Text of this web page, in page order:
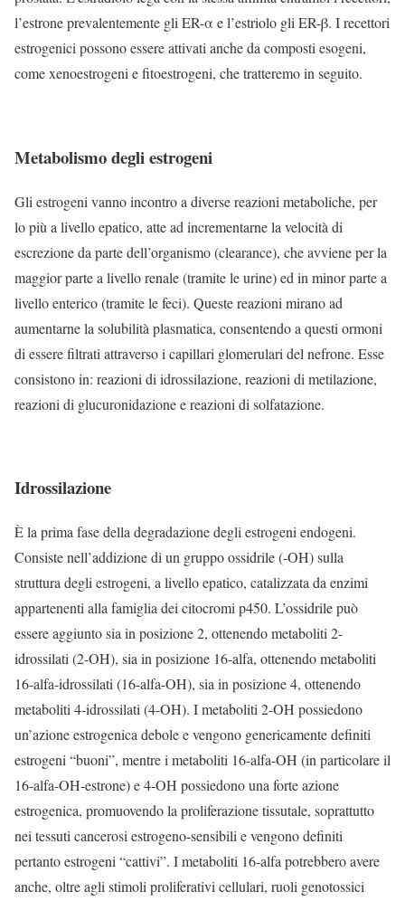
l’estrone prevalentemente gli ER-α e l’estriolo gli ER-β. I recettori
estrogenici possono essere attivati anche da composti esogeni,
come xenoestrogeni e fitoestrogeni, che tratteremo in seguito.
Metabolismo degli estrogeni
Gli estrogeni vanno incontro a diverse reazioni metaboliche, per
lo più a livello epatico, atte ad incrementarne la velocità di
escrezione da parte dell’organismo (clearance), che avviene per la
maggior parte a livello renale (tramite le urine) ed in minor parte a
livello enterico (tramite le feci). Queste reazioni mirano ad
aumentarne la solubilità plasmatica, consentendo a questi ormoni
di essere filtrati attraverso i capillari glomerulari del nefrone. Esse
consistono in: reazioni di idrossilazione, reazioni di metilazione,
reazioni di glucuronidazione e reazioni di solfatazione.
Idrossilazione
È la prima fase della degradazione degli estrogeni endogeni.
Consiste nell’addizione di un gruppo ossidrile (-OH) sulla
struttura degli estrogeni, a livello epatico, catalizzata da enzimi
appartenenti alla famiglia dei citocromi p450. L’ossidrile può
essere aggiunto sia in posizione 2, ottenendo metaboliti 2-
idrossilati (2-OH), sia in posizione 16-alfa, ottenendo metaboliti
16-alfa-idrossilati (16-alfa-OH), sia in posizione 4, ottenendo
metaboliti 4-idrossilati (4-OH). I metaboliti 2-OH possiedono
un’azione estrogenica debole e vengono genericamente definiti
estrogeni “buoni”, mentre i metaboliti 16-alfa-OH (in particolare il
16-alfa-OH-estrone) e 4-OH possiedono una forte azione
estrogenica, promuovendo la proliferazione tissutale, soprattutto
nei tessuti cancerosi estrogeno-sensibili e vengono definiti
pertanto estrogeni “cattivi”. I metaboliti 16-alfa potrebbero avere
anche, oltre agli stimoli proliferativi cellulari, ruoli genotossici